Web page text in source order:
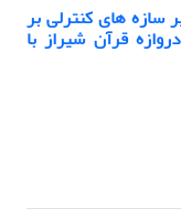
سازه های کنترلی بر
قرآن شیراز با